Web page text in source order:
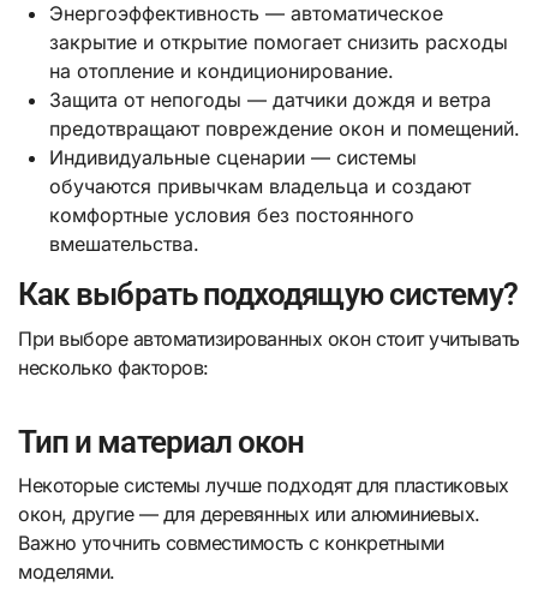
Энергоэффективность — автоматическое
закрытие и открытие помогает снизить расходы
на отопление и кондиционирование.
Защита от непогоды — датчики дождя и ветра
предотвращают повреждение окон и помещений.
Индивидуальные сценарии — системы
обучаются привычкам владельца и создают
комфортные условия без постоянного
вмешательства.
Как выбрать подходящую систему?
При выборе автоматизированных окон стоит учитывать
несколько факторов:
Тип и материал окон
Некоторые системы лучше подходят для пластиковых
окон, другие — для деревянных или алюминиевых.
Важно уточнить совместимость с конкретными
моделями.